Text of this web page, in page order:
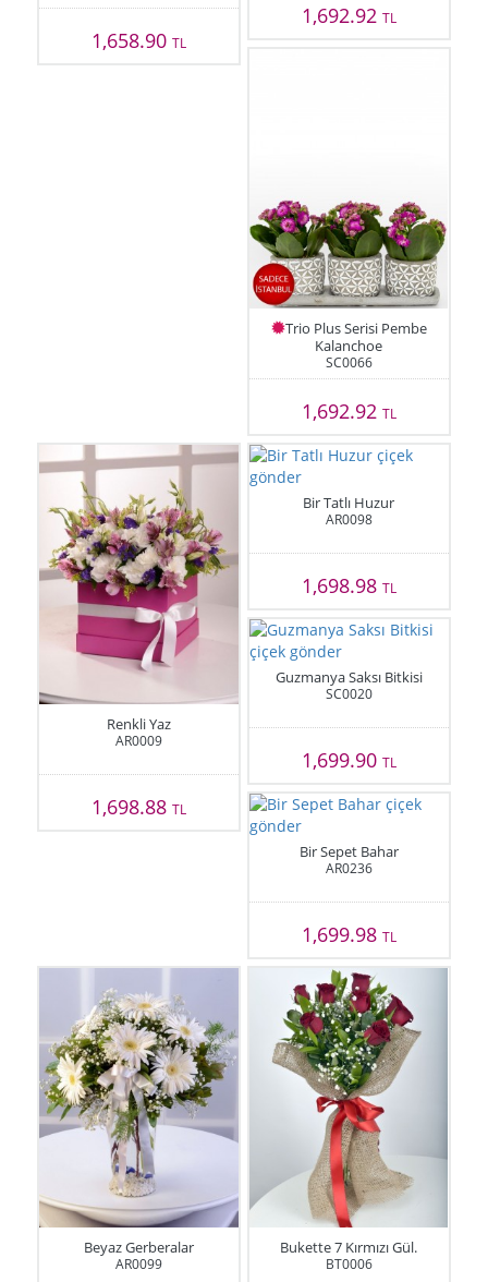
1,658.90TL
1,692.92 TL
Trio Plus Serisi Pembe
Kalanchoe
SC0066
1,692.92 TL
Renkli Yaz
AR0009
1,698.88TL
Bir Tatlı Huzur
AR0098
1,698.98 TL
Guzmanya Saksı Bitkisi
SC0020
1,699.90 TL
Bir Sepet Bahar
AR0236
1,699.98 TL
Beyaz Gerberalar
AR0099
Bukette 7 Kırmızı Gül.
BT0006